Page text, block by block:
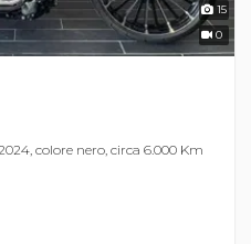
15
0
colore nero, circa 6.000 Km